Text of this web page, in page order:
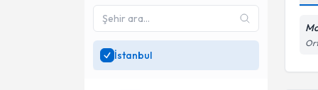
Sadeceİstanbul
uzman ara
İstanbul